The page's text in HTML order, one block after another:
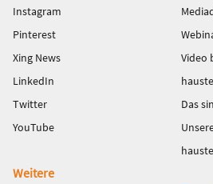
Instagram
Pinterest
Xing News
LinkedIn
Twitter
YouTube
Video
Das
Weitere